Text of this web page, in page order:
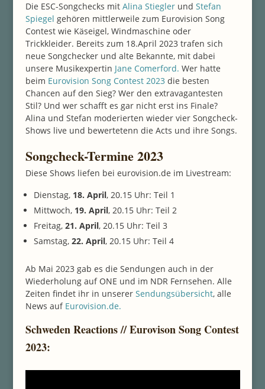
Die ESC-Songchecks mit Alina Stieglerund Stefan
Spiegel gehören mittlerweile zum Eurovision Song
Contest wie Käseigel, Windmaschine oder
Trickkleider. Bereits zum 18.April 2023 trafen sich
neue Songchecker und alte Bekannte, mit dabei
unsere Musikexpertin Jane Comerford. Wer hatte
beim Eurovision Song Contest 2023die besten
Chancen auf den Sieg? Wer den extravagantesten
Stil? Und wer schafft es gar nicht erst ins Finale?
Alina und Stefan moderierten wieder vier Songcheck-
Shows live und bewertetenn die Acts und ihre Songs.
Songcheck-Termine 2023
Diese Shows liefen bei eurovision.de im Livestream:
Dienstag, 18. April, 20.15 Uhr: Teil 1
Mittwoch, 19. April, 20.15 Uhr: Teil 2
Freitag, 21. April, 20.15 Uhr: Teil 3
Samstag, 22. April, 20.15 Uhr: Teil 4
Ab Mai 2023 gab es die Sendungen auch in der
Wiederholung auf ONE und im NDR Fernsehen. Alle
Zeiten findet ihr in unserer Sendungsübersicht, alle
News auf Eurovision.de.
Schweden Reactions // Eurovison Song Contest
2023: